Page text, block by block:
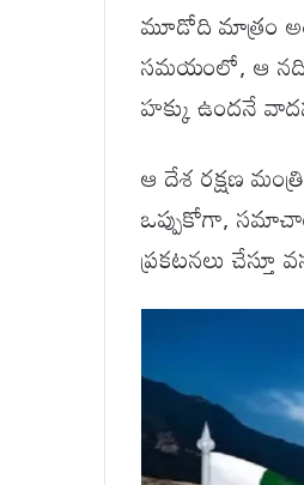
మూడోది మాత్రం
సమయంలో, ఆ నది
హక్కు ఉందనే
ఆ దేశ రక్షణ
ఒప్పుకోగా,
ప్రకటనలు చేస్తూ